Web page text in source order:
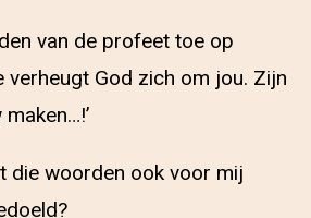
van de profeet toe op
verheugt God zich om jou. Zijn
die woorden ook voor mij